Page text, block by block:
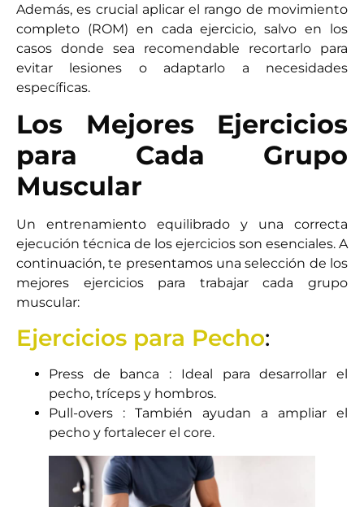
Además, es crucial aplicar el rango de movimiento
completo (ROM) en cada ejercicio, salvo en los
casos donde sea recomendable recortarlo para
evitar lesiones o adaptarlo a necesidades
específicas.
Los Mejores Ejercicios
para Cada Grupo
Muscular
Un entrenamiento equilibrado y una correcta
ejecución técnica de los ejercicios son esenciales. A
continuación, te presentamos una selección de los
mejores ejercicios para trabajar cada grupo
muscular:
Ejercicios para Pecho:
Press de banca : Ideal para desarrollar el
pecho, tríceps y hombros.
Pull-overs : También ayudan a ampliar el
pecho y fortalecer el core.